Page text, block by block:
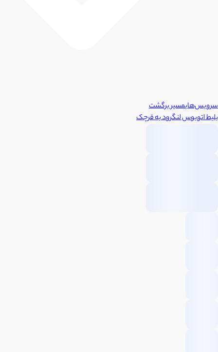
سرویس‌هایمسیر برگشت
بلیط اتوبوسلنگرودبهقرچک